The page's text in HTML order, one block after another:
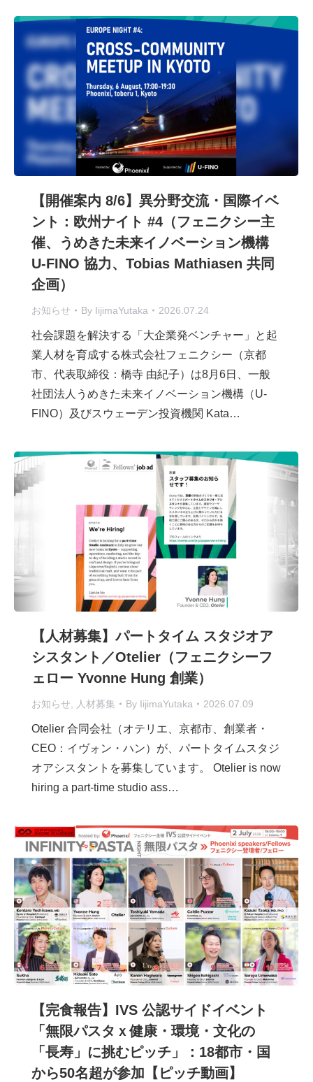
【開催案内 8/6】異分野交流・国際イベ
ント：欧州ナイト #4（フェニクシー主
催、うめきた未来イノベーション機構
U-FINO 協力、Tobias Mathiasen 共同
企画）
お知らせ By IijimaYutaka 2026.07.24
社会課題を解決する「大企業発ベンチャー」と起
業人材を育成する株式会社フェニクシー（京都
市、代表取締役：橋寺 由紀子）は8月6日、一般
社団法人うめきた未来イノベーション機構（U-
FINO）及びスウェーデン投資機関 Kata…
【人材募集】パートタイム スタジオア
シスタント／Otelier（フェニクシーフ
ェロー Yvonne Hung 創業）
お知らせ 人材募集 By IijimaYutaka 2026.07.09
Otelier 合同会社（オテリエ、京都市、創業者・
CEO：イヴォン・ハン）が、パートタイムスタジ
オアシスタントを募集しています。 Otelier is now
hiring a part-time studio ass…
【完食報告】IVS 公認サイドイベント
「無限パスタｘ健康・環境・文化の
「長寿」に挑むピッチ」：18都市・国
から50名超が参加【ピッチ動画】